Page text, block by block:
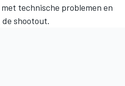
technische problemen en
shootout.